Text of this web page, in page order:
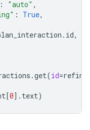
: "auto" ,
: True,
. id,
.get(id=
[0] . text)